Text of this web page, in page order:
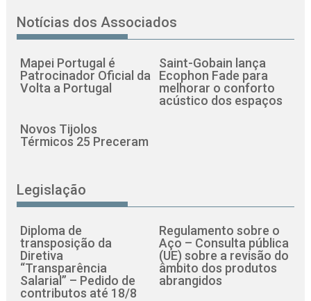
Notícias dos Associados
Mapei Portugal é
Patrocinador Oficial da
Volta a Portugal
Saint-Gobain lança
Ecophon Fade para
melhorar o conforto
acústico dos espaços
Novos Tijolos
Térmicos 25 Preceram
Legislação
Diploma de
transposição da
Diretiva
“Transparência
Salarial” – Pedido de
contributos até 18/8
Regulamento sobre o
Aço – Consulta pública
(UE) sobre a revisão do
âmbito dos produtos
abrangidos